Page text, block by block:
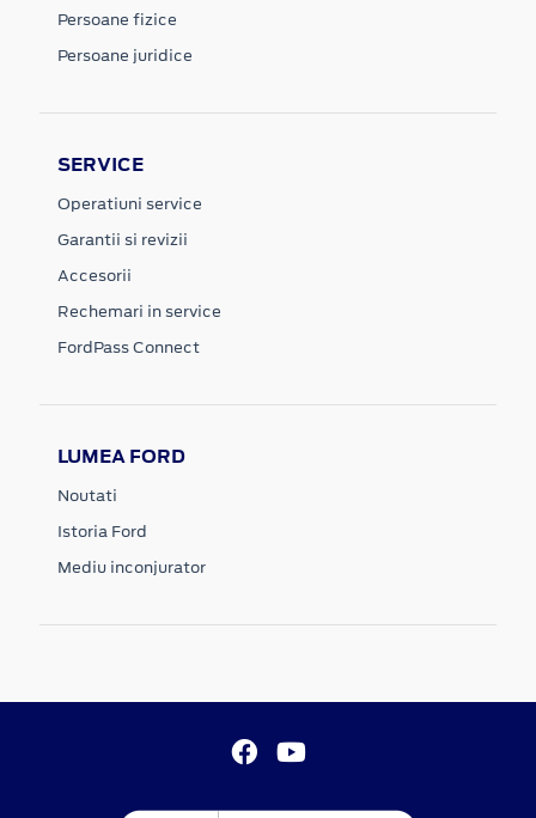
Persoane fizice
Persoane juridice
SERVICE
Operatiuni service
Garantii si revizii
Accesorii
Rechemari in service
FordPass Connect
LUMEA FORD
Noutati
Istoria Ford
Mediu inconjurator